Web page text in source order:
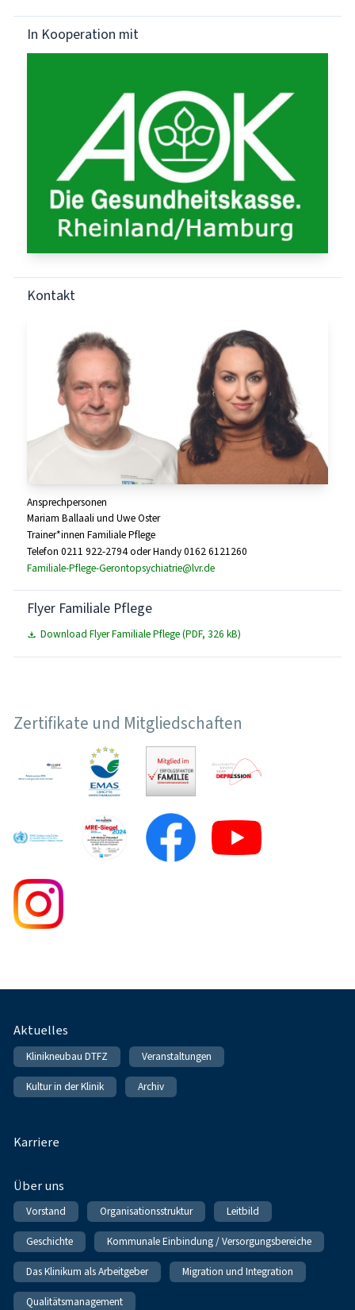
In Kooperation mit
Kontakt
Ansprechpersonen
Mariam Ballaali und Uwe Oster
Trainer*innen Familiale Pflege
Telefon 0211 922-2794 oder Handy 0162 6121260
Familiale-Pflege-Gerontopsychiatrie@lvr.de
Flyer Familiale Pflege
Download Flyer Familiale Pflege (PDF, 326 kB)
Zertifikate und Mitgliedschaften
Fußnavigation
Aktuelles
Klinikneubau DTFZ Veranstaltungen
Kultur in der Klinik Archiv
Karriere
Über uns
Vorstand Organisationsstruktur Leitbild
Geschichte Kommunale Einbindung / Versorgungsbereiche
Das Klinikum als Arbeitgeber Migration und Integration
Qualitätsmanagement